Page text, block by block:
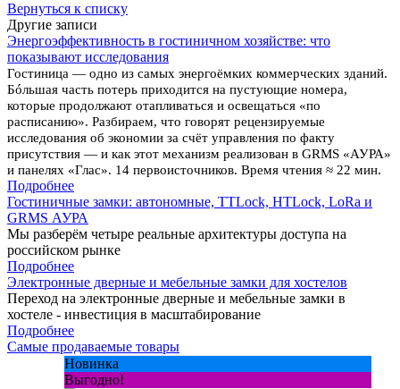
Вернуться к списку
Другие записи
Энергоэффективность в гостиничном хозяйстве: что
показывают исследования
Гостиница — одно из самых энергоёмких коммерческих зданий.
Бóльшая часть потерь приходится на пустующие номера,
которые продолжают отапливаться и освещаться «по
расписанию». Разбираем, что говорят рецензируемые
исследования об экономии за счёт управления по факту
присутствия — и как этот механизм реализован в GRMS «АУРА»
и панелях «Глас». 14 первоисточников. Время чтения ≈ 22 мин.
Подробнее
Гостиничные замки: автономные, TTLock, HTLock, LoRa и
GRMS АУРА
Мы разберём четыре реальные архитектуры доступа на
российском рынке
Подробнее
Электронные дверные и мебельные замки для хостелов
Переход на электронные дверные и мебельные замки в
хостеле - инвестиция в масштабирование
Подробнее
Самые продаваемые товары
Новинка
Выгодно!